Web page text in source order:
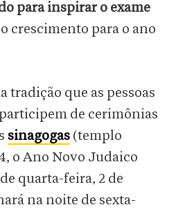
para inspirar o exame
o crescimento para o ano
tradição que as pessoas
de cerimônias
sinagogas (templo
o Ano Novo Judaico
quarta-feira, 2 de
na noite de sexta-